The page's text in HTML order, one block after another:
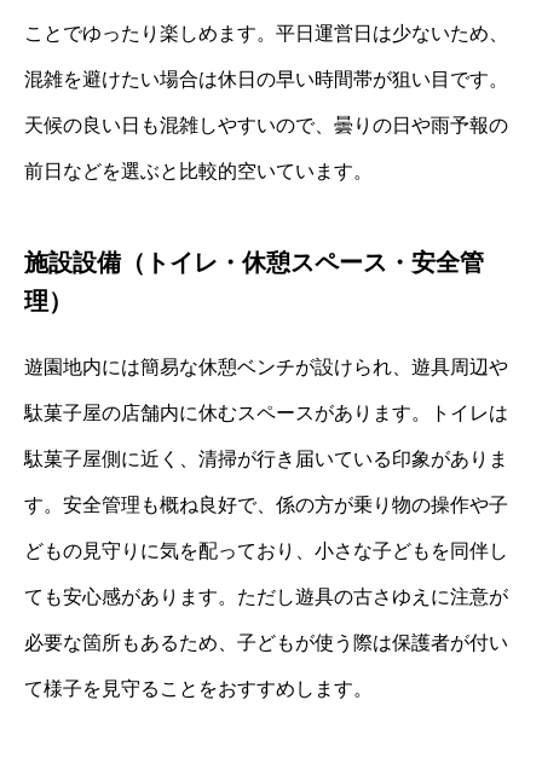
ことでゆったり楽しめます。平日運営日は少ないため、
混雑を避けたい場合は休日の早い時間帯が狙い目です。
天候の良い日も混雑しやすいので、曇りの日や雨予報の
前日などを選ぶと比較的空いています。
施設設備（トイレ・休憩スペース・安全管
理）
遊園地内には簡易な休憩ベンチが設けられ、遊具周辺や
駄菓子屋の店舗内に休むスペースがあります。トイレは
駄菓子屋側に近く、清掃が行き届いている印象がありま
す。安全管理も概ね良好で、係の方が乗り物の操作や子
どもの見守りに気を配っており、小さな子どもを同伴し
ても安心感があります。ただし遊具の古さゆえに注意が
必要な箇所もあるため、子どもが使う際は保護者が付い
て様子を見守ることをおすすめします。